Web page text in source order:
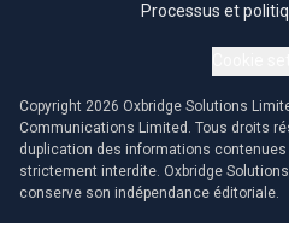
Processus et
Copyright 2026 Oxbridge Solutions
Communications Limited. Tous droits
duplication des informations
strictement interdite. Oxbridge
conserve son indépendance éditoriale.